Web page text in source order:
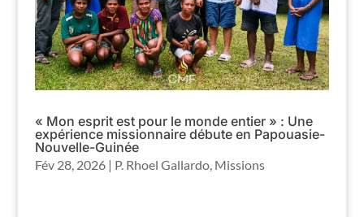
« Mon esprit est pour le monde entier » : Une
expérience missionnaire débute en Papouasie-
Nouvelle-Guinée
Fév 28, 2026| P. Rhoel Gallardo, Missions